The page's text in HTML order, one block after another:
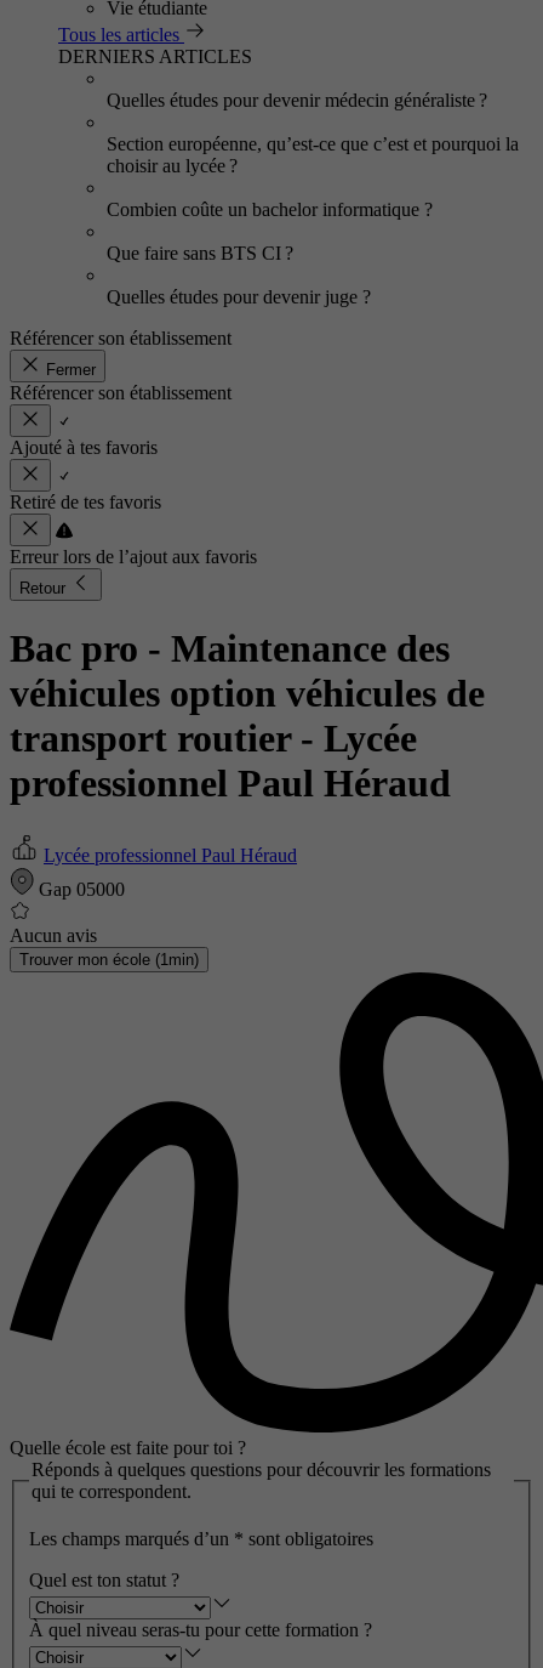
Vie étudiante
Tous les articles
DERNIERS ARTICLES
Quelles études pour devenir médecin généraliste ?
Section européenne, qu’est-ce que c’est et pourquoi la
choisir au lycée ?
Combien coûte un bachelor informatique ?
Que faire sans BTS CI ?
Quelles études pour devenir juge ?
Référencer son établissement
Fermer
Référencer son établissement
Ajouté à tes favoris
Retiré de tes favoris
Erreur lors de l’ajout aux favoris
Retour
Bac pro - Maintenance des
véhicules option véhicules de
transport routier - Lycée
professionnel Paul Héraud
Lycée professionnel Paul Héraud
Gap 05000
Aucun avis
Trouver mon école (1min)
Quelle école est faite pour toi ?
Réponds à quelques questions pour découvrir les formations
qui te correspondent.
Les champs marqués d’un * sont obligatoires
Quel est ton statut ?
À quel niveau seras-tu pour cette formation ?